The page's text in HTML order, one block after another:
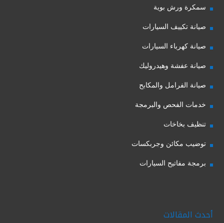
سمكرة ورش بوية
صيانة تكييف السيارات
صيانة كهرباء السيارات
صيانة عفشة وهيدروليك
صيانة الفرامل والمكابح
خدمات الفحص والبرمجة
تنظيف بخاخات
توضيب مكائن وجربكسات
برمجة مفاتيح السيارات
أحدث المقالات